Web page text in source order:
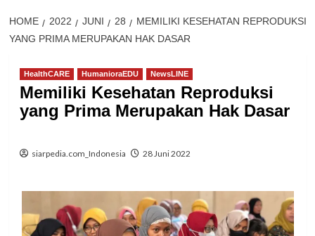
HOME 2022 JUNI 28
MEMILIKI KESEHATAN REPRODUKSI
YANG PRIMA MERUPAKAN HAK DASAR
HealthCARE HumanioraEDU NewsLINE
Memiliki Kesehatan Reproduksi
yang Prima Merupakan Hak Dasar
siarpedia.com_Indonesia 28 Juni 2022